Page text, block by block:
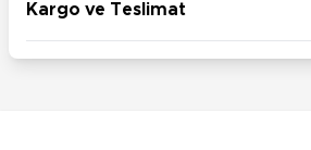
Kargo ve Teslimat